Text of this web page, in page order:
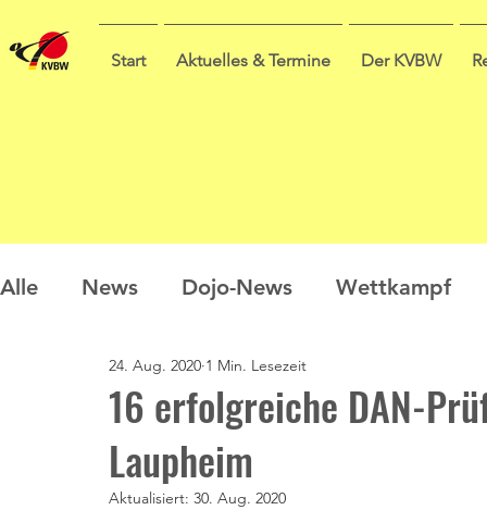
Start Aktuelles & Termine Der KVBW
Alle News Dojo-News Wettkampf
Nachwuchs Prüfungen
Sommercamp Umfrage
16 erfolgreiche DAN-
Laupheim
24. Aug. 2020 1 Min. Lesezeit
Aktualisiert: 30. Aug. 2020